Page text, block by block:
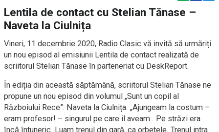
Lentila de contact cu Stelian Tănase –
Naveta la Ciulnița
Vineri, 11 decembrie 2020, Radio Clasic vă invită să urmăriți
un nou episod al emisiunii Lentila de contact realizată de
scriitorul Stelian Tănase în parteneriat cu DeskReport.
În ediția din această săptămână, scriitorul Stelian Tănase ne
propune un nou episod din volumul „Sunt un copil al
Războiului Rece”: Naveta la Ciulnița. „Ajungeam la costum –
eram profesor! – singurul pe care il aveam . Pe străzi era
încă întuneric. Luam trenul din gară, ca orbetele. Trenul intra